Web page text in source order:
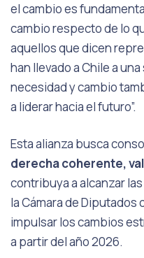
el cambio es
cambio respecto de lo
aquellos que dicen
han llevado a Chile a
necesidad y cambio
a liderar hacia el futuro”.
Esta alianza busca
derecha coherente,
contribuya a alcanzar
la Cámara de Diputados
impulsar los cambios
a partir del año 2026.